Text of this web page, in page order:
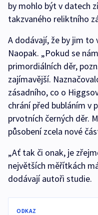
by mohlo být v datech
takzvaného reliktního
A dodávají, že by jim to
Naopak. „Pokud se
primordiálních děr,
zajímavější.
zásadního, co o
chrání před bubláním v
prvotních černých děr.
působení zcela nové
„Ať tak či onak, je
největších měřítkách
dodávají autoři studie.
ODKAZ